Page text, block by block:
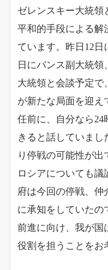
ゼレンスキー大統領
平和的手段による解
ています。昨日12
日にバンス副大統
大統領と会談予定で
が新たな局面を迎え
任前に、自分なら
きると話していまし
り停戦の可能性が
ロシアについても議
府は今回の停戦、
に承知をしていたの
前進に向け、我が国
役割を担うことをお